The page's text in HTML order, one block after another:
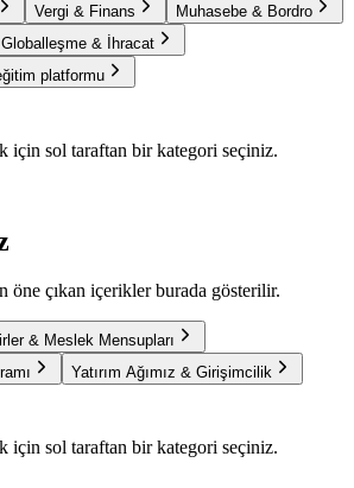
Vergi & Finans
Muhasebe & Bordro
Globalleşme & İhracat
platformu
için sol taraftan bir kategori seçiniz.
öne çıkan içerikler burada gösterilir.
& Meslek Mensupları
Yatırım Ağımız & Girişimcilik
için sol taraftan bir kategori seçiniz.